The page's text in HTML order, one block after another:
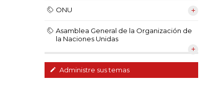
ONU
Asamblea General de la Organización de
la Naciones Unidas
Administre sus temas